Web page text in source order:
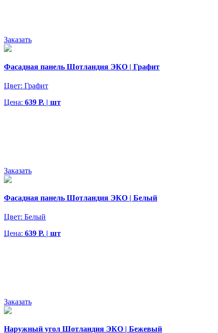
Заказать
Фасадная панель Шотландия ЭКО | Графит
Цвет: Графит
Цена: 639 Р. | шт
Заказать
Фасадная панель Шотландия ЭКО | Белый
Цвет: Белый
Цена: 639 Р. | шт
Заказать
Наружный угол Шотландия ЭКО | Бежевый